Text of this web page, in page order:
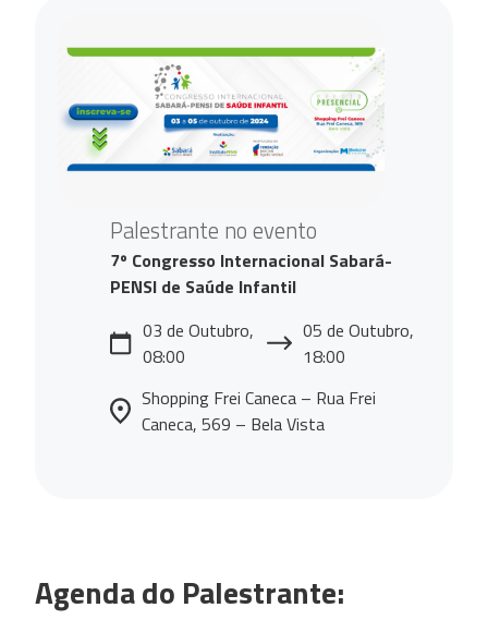
Palestrante no evento
7º Congresso Internacional Sabará-
PENSI de Saúde Infantil
03 de Outubro,
08:00
05 de Outubro,
18:00
Shopping Frei Caneca – Rua Frei
Caneca, 569 – Bela Vista
Agenda do Palestrante: